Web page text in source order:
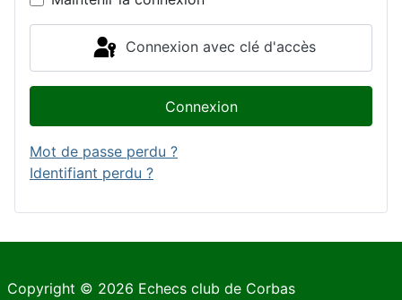
Connexion avec clé d'accès
Connexion
Mot de passe perdu ?
Identifiant perdu ?
Copyright © 2026 Echecs club de Corbas